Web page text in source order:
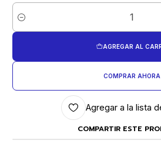
Cantidad
AGREGAR AL
COMPRAR AHORA
Agregar a la lista
COMPARTIR ESTE